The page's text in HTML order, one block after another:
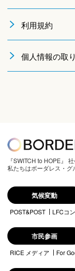
利用規約
個人情報の取
『SWITCH to HOPE』
私たちはボーダレス・グ
気候変動
POST&POST LFCコ
市民参画
RICE メディア For